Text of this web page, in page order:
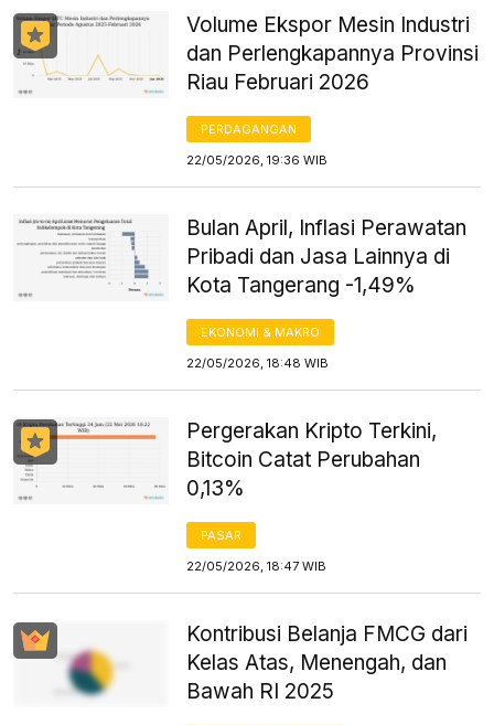
Volume Ekspor Mesin Industri
dan Perlengkapannya Provinsi
Riau Februari 2026
PERDAGANGAN
22/05/2026, 19:36 WIB
Bulan April, Inflasi Perawatan
Pribadi dan Jasa Lainnya di
Kota Tangerang -1,49%
EKONOMI & MAKRO
22/05/2026, 18:48 WIB
Pergerakan Kripto Terkini,
Bitcoin Catat Perubahan
0,13%
PASAR
22/05/2026, 18:47 WIB
Kontribusi Belanja FMCG dari
Kelas Atas, Menengah, dan
Bawah RI 2025